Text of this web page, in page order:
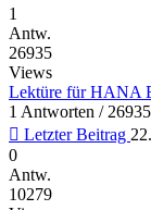
1
Antw.
26935
Views
Lektüre für HANA
1 Antworten /
Letzter Beitrag
0
Antw.
10279